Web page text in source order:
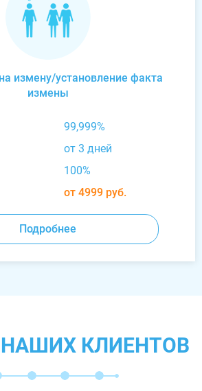
измену/установление факта
измены
99,999%
от 3 дней
100%
от 4999 руб.
Подробнее
КЛИЕНТОВ